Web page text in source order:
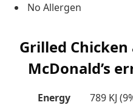
No Allergen
Grilled Chicken
McDonald’s
Energy789 KJ